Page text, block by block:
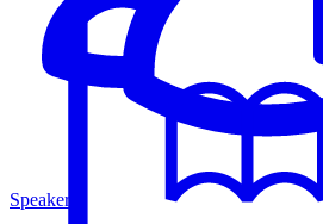
Speakers